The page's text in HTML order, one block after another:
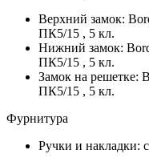
Верхний замок:
ПК5/15 , 5 кл.
Нижний замок:
ПК5/15 , 5 кл.
Замок на решетке:
ПК5/15 , 5 кл.
Фурнитура
Ручки и накладки: